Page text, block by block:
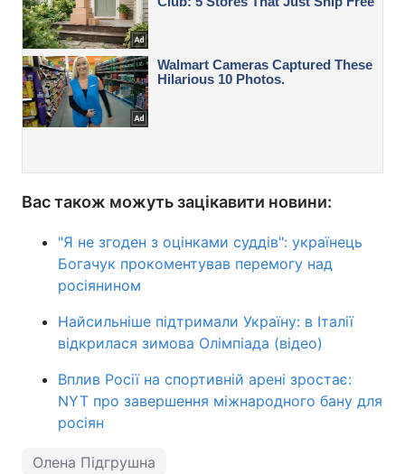
Вас також можуть зацікавити новини:
"Я не згоден з оцінками суддів": українець
Богачук прокоментував перемогу над
росіянином
Найсильніше підтримали Україну: в Італії
відкрилася зимова Олімпіада (відео)
Вплив Росії на спортивній арені зростає:
NYT про завершення міжнародного бану для
росіян
Олена Підгрушна